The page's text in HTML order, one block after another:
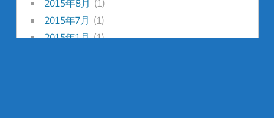
2015年8月 (1)
2015年7月 (1)
2015年1月(1)